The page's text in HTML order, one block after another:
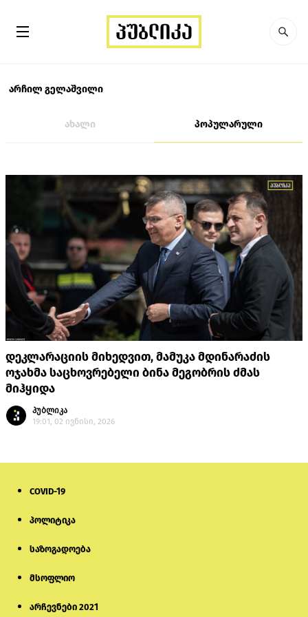
არჩილ გელაშვილი
ახალი პოპულარული
დეკლარაციის მიხედვით, მამუკა მდინარაძის
ოჯახმა საცხოვრებელი ბინა მეგობრის ძმას
მიჰყიდა
პუბლიკა
19:01, 02 ივნისი, 2026
COVID-19
პოლიტიკა
საზოგადოება
მსოფლიო
არჩევნები 2021